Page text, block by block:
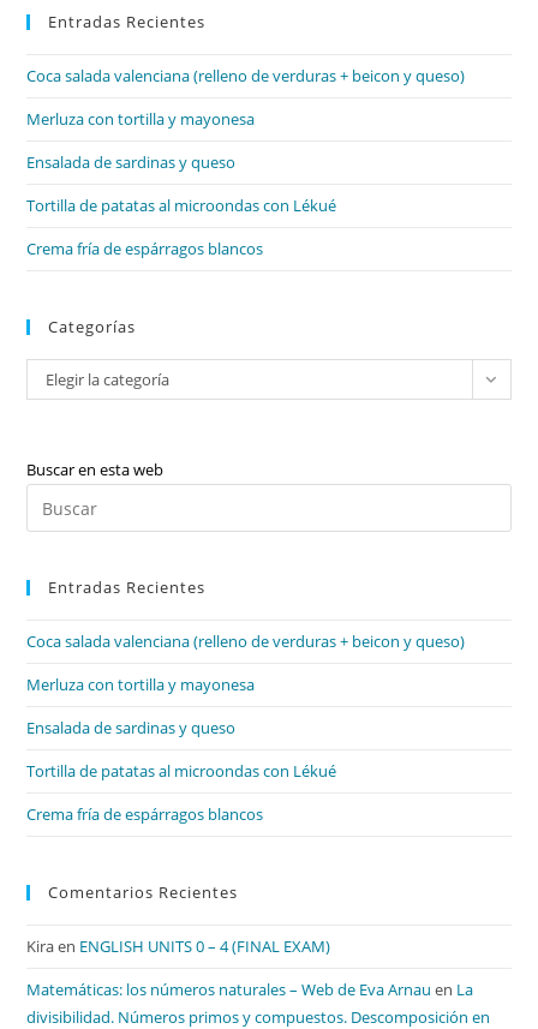
Entradas Recientes
Coca salada valenciana (relleno de verduras + beicon y queso)
Merluza con tortilla y mayonesa
Ensalada de sardinas y queso
Tortilla de patatas al microondas con Lékué
Crema fría de espárragos blancos
Categorías
Categorías
Elegir la categoría
Buscar en esta web
Entradas Recientes
Coca salada valenciana (relleno de verduras + beicon y queso)
Merluza con tortilla y mayonesa
Ensalada de sardinas y queso
Tortilla de patatas al microondas con Lékué
Crema fría de espárragos blancos
Comentarios Recientes
Kiraen ENGLISH UNITS 0 – 4 (FINAL EXAM)
Matemáticas: los números naturales – Web de Eva Arnau en La
divisibilidad. Números primos y compuestos. Descomposición en